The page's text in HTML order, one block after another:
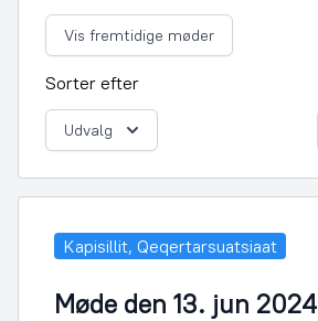
Vis fremtidige møder
Sorter efter
Udvalg
Kapisillit, Qeqertarsuatsiaat
Møde den 13. jun 2024